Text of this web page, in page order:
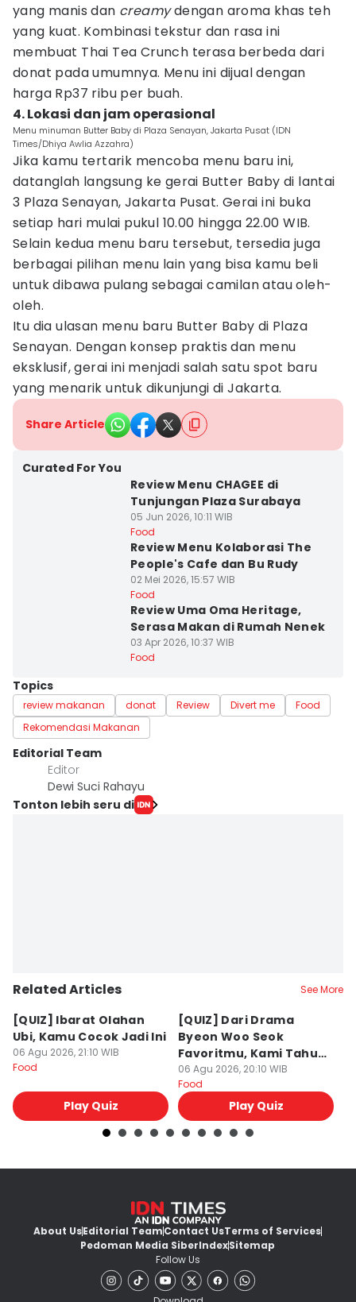
yang manis dan creamydengan aroma khas teh
yang kuat. Kombinasi tekstur dan rasa ini
membuat Thai Tea Crunch terasa berbeda dari
donat pada umumnya. Menu ini dijual dengan
harga Rp37 ribu per buah.
4. Lokasi dan jam operasional
Menu minuman Butter Baby di Plaza Senayan, Jakarta Pusat (IDN
Times/Dhiya Awlia Azzahra)
Jika kamu tertarik mencoba menu baru ini,
datanglah langsung ke gerai Butter Baby di lantai
3 Plaza Senayan, Jakarta Pusat. Gerai ini buka
setiap hari mulai pukul 10.00 hingga 22.00 WIB.
Selain kedua menu baru tersebut, tersedia juga
berbagai pilihan menu lain yang bisa kamu beli
untuk dibawa pulang sebagai camilan atau oleh-
oleh.
Itu dia ulasan menu baru Butter Baby di Plaza
Senayan. Dengan konsep praktis dan menu
eksklusif, gerai ini menjadi salah satu spot baru
yang menarik untuk dikunjungi di Jakarta.
Share Article
Curated For You
Review Menu CHAGEE di
Tunjungan Plaza Surabaya
05 Jun 2026, 10:11 WIB
Food
Review Menu Kolaborasi The
People's Cafe dan Bu Rudy
02 Mei 2026, 15:57 WIB
Food
Review Uma Oma Heritage,
Serasa Makan di Rumah Nenek
03 Apr 2026, 10:37 WIB
Food
Topics
review makanan donat Review Divert me
Food
Rekomendasi Makanan
Editorial Team
Editor
Dewi Suci Rahayu
Tonton lebih seru di
Related Articles See More
[QUIZ] Ibarat Olahan
Ubi, Kamu Cocok Jadi Ini
06 Agu 2026, 21:10 WIB
Food
Play Quiz
[QUIZ] Dari Drama
Byeon Woo Seok
Favoritmu, Kami Tahu
Makanan yang Cocok
untukmu
06 Agu 2026, 20:10 WIB
Food
Play Quiz
About UsEditorial TeamContact UsTerms of Services
Pedoman Media SiberIndexSitemap
Follow Us